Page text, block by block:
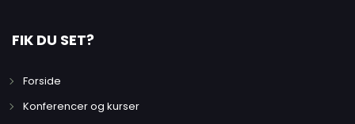
FIK DU SET?
Forside
Konferencer og kurser